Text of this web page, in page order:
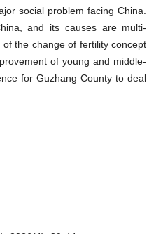
social problem facing China.
and its causes are multi-
the change of fertility concept
of young and middle-
for Guzhang County to deal